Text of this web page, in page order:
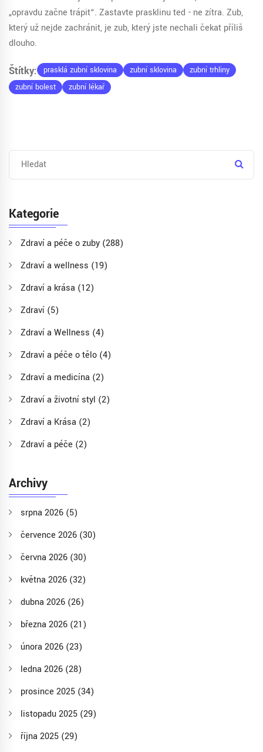
„opravdu začne trápit“. Zastavte prasklinu teď - ne zítra. Zub,
který už nejde zachránit, je zub, který jste nechali čekat příliš
dlouho.
Štítky: prasklá zubní sklovina zubní sklovina
zubní trhliny
zubní bolest
zubní lékař
Kategorie
Zdraví a péče o zuby (288)
Zdraví a wellness (19)
Zdraví a krása (12)
Zdraví (5)
Zdraví a Wellness (4)
Zdraví a péče o tělo (4)
Zdraví a medicína (2)
Zdraví a životní styl (2)
Zdraví a Krása (2)
Zdraví a péče (2)
Archivy
srpna 2026 (5)
července 2026 (30)
června 2026 (30)
května 2026 (32)
dubna 2026 (26)
března 2026 (21)
února 2026 (23)
ledna 2026 (28)
prosince 2025 (34)
listopadu 2025 (29)
října 2025 (29)